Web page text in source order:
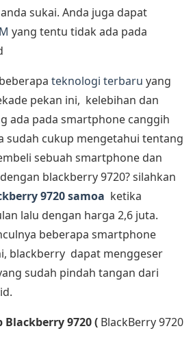
sukai. Anda juga dapat
yang tentu tidak ada pada
teknologi terbaru yang
pekan ini, kelebihan dan
ada pada smartphone canggih
sudah cukup mengetahui tentang
sebuah smartphone dan
blackberry 9720? silahkan
9720 samoa ketika
lalu dengan harga 2,6 juta.
beberapa smartphone
blackberry dapat menggeser
sudah pindah tangan dari
9720 ( BlackBerry 9720